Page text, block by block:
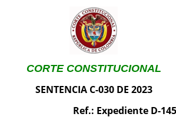
CORTE CONSTITUCIONAL
SENTENCIA C-030 DE 2023
Ref.: Expediente D-